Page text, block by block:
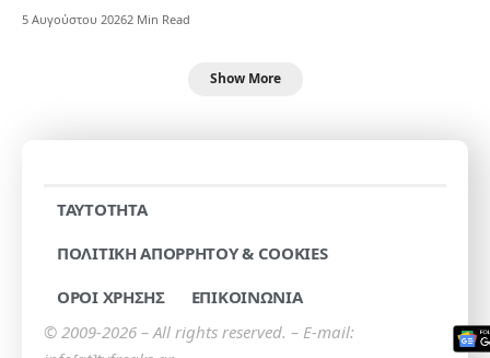
5 Αυγούστου 20262 Min Read
Show More
TAYTOTHTA
ΠΟΛΙΤΙΚΗ ΑΠΟΡΡΗΤΟΥ & COOKIES
ΟΡΟΙ ΧΡΗΣΗΣ
ΕΠΙΚΟΙΝΩΝΙΑ
© 2009-2026 – All rights reserved. – E-mail: